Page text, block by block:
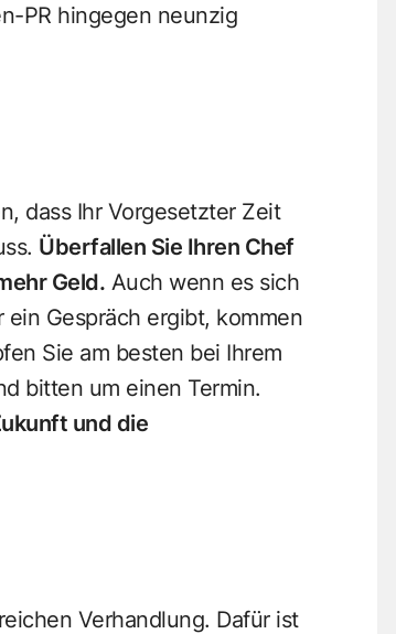
PR hingegen neunzig
dass Ihr Vorgesetzter Zeit
Überfallen Sie Ihren Chef
Geld. Auch wenn es sich
Gespräch ergibt, kommen
Sie am besten bei Ihrem
bitten um einen Termin.
und die
Verhandlung. Dafür ist